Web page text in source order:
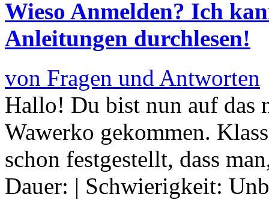
Wieso Anmelden? Ich
Anleitungen durchlesen!
von Fragen und Antworten
Hallo! Du bist nun auf das
Wawerko gekommen.
schon festgestellt, dass
Dauer: | Schwierigkeit: